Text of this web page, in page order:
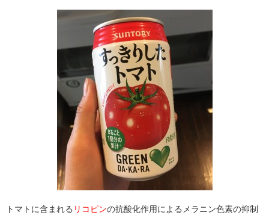
トマトに含まれる リコピンの抗酸化作用によるメラニン色素の抑制